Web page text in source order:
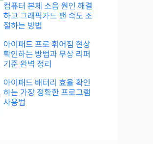
컴퓨터 본체 소음 원인 해결
하고 그래픽카드 팬 속도 조
절하는 방법
아이패드 프로 휘어짐 현상
확인하는 방법과 무상 리퍼
기준 완벽 정리
아이패드 배터리 효율 확인
하는 가장 정확한 프로그램
사용법